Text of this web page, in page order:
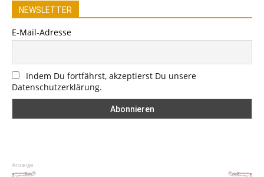
NEWSLETTER
E-Mail-Adresse
Indem Du fortfährst, akzeptierst Du unsere
Datenschutzerklärung.
Anzeige